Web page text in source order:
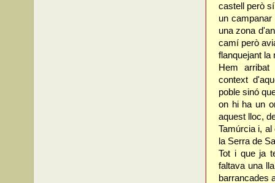
castell però
un
una zona
camí però
flanquejant la
Hem
context
poble sinó
on hi ha un
aquest lloc,
Tamúrcia i,
la Serra de
Tot i que ja
faltava una
barrancades